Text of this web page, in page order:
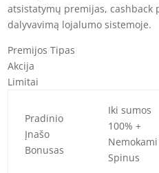
atsistatymų premijas, cashback
dalyvavimą lojalumo sistemoje.
Premijos Tipas
Akcija
Limitai
Pradinio
Įnašo
Bonusas
Iki sumos
100% +
Nemokami
Spinus